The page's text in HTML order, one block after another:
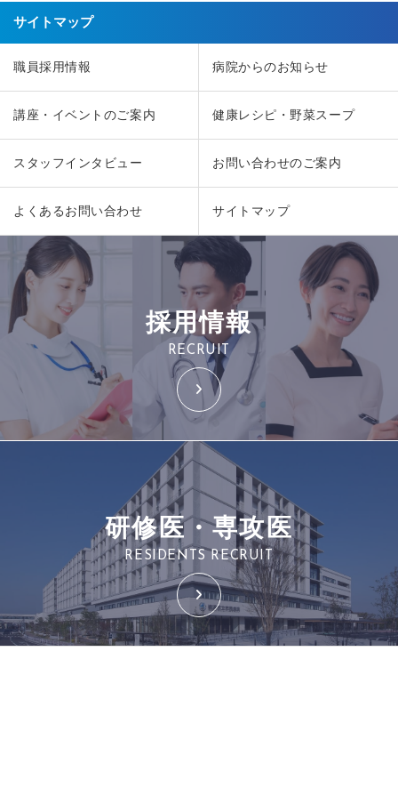
サイトマップ
職員採用情報 病院からのお知らせ
講座・イベントのご案内 健康レシピ・野菜スープ
スタッフインタビュー お問い合わせのご案内
よくあるお問い合わせ サイトマップ
採用情報
RECRUIT
研修医・専攻医
RESIDENTS RECRUIT